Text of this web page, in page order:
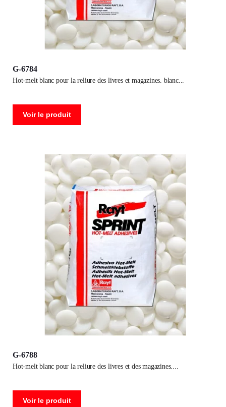
G-6784
hot-melt blanc pour la reliure des livres et magazines. blanc
Voir le produit
G-6788
hot-melt blanc pour la reliure des livres et des magazines.
Voir le produit